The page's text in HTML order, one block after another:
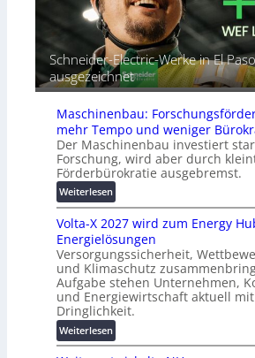
o
m
a
t
i
i
e
r
u
n
g
s
l
ö
s
u
n
g
e
n
r
i
h
e
e
t
G
e
r
ä
e
s
c
h
u
t
z
u
n
d
d
i
g
i
t
Schneider-Electric-Werke in El
ausgezeichnet
Maschinenbau:
mehr Tempo und weniger
Der Maschinenbau investiert
Forschung, wird aber durch
Förderbürokratie ausgebremst.
Weiterlesen:
M
a
s
c
h
i
n
e
n
b
Volta-X 2027 wird zum Energy
Energielösungen
Versorgungssicherheit,
und Klimaschutz
Aufgabe stehen Unternehmen,
und Energiewirtschaft aktuell
Dringlichkeit.
Weiterlesen:
V